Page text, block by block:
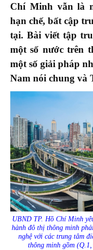
Chí Minh vẫn là
hạn chế, bất cập
tại. Bài viết tập
một số nước trên
một số giải pháp
Nam nói chung và
UBND TP. Hồ Chí Minh
hành đô thị thông minh
nghệ với các trung tâm
thông minh gồm